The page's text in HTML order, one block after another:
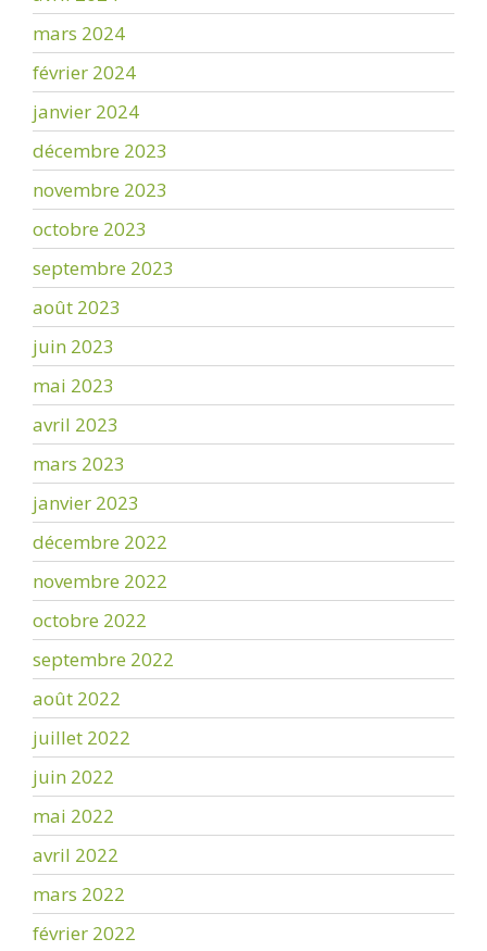
mars 2024
février 2024
janvier 2024
décembre 2023
novembre 2023
octobre 2023
septembre 2023
août 2023
juin 2023
mai 2023
avril 2023
mars 2023
janvier 2023
décembre 2022
novembre 2022
octobre 2022
septembre 2022
août 2022
juillet 2022
juin 2022
mai 2022
avril 2022
mars 2022
février 2022